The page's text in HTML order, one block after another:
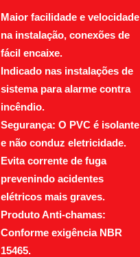
Maior facilidade e velocidade
na instalação, conexões de
fácil encaixe.
Indicado nas instalações de
sistema para alarme contra
incêndio.
Segurança: O PVC é isolante
e não conduz eletricidade.
Evita corrente de fuga
prevenindo acidentes
elétricos mais graves.
Produto Anti-chamas:
Conforme exigência NBR
15465.